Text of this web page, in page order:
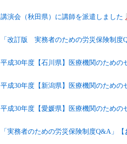
講演会（秋田県）に講師を派遣しました
「改訂版 実務者のための労災保険制度
平成30年度【石川県】医療機関のため
平成30年度【新潟県】医療機関のため
平成30年度【愛媛県】医療機関のため
「実務者のための労災保険制度Q&A」